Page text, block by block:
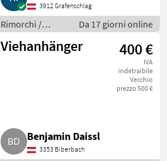
3912 Grafenschlag
Rimorchi /
Rimorchi per
auto
Da 17 giorni online
Viehanhänger 400 €
IVA
indetraibile
Vecchio
prezzo 500 €
Benjamin Daissl
3353 Biberbach